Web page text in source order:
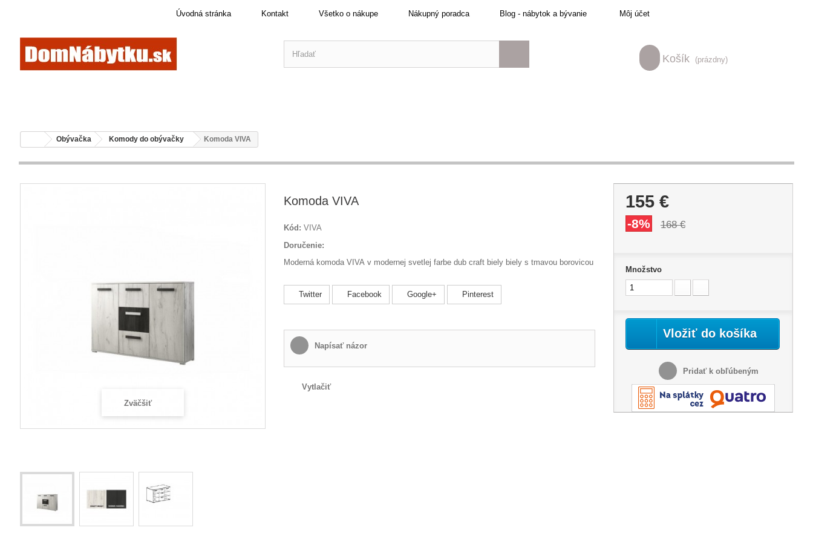
Úvodná stránka Kontakt Všetko o nákupe Nákupný poradca Blog - nábytok a bývanie Môj účet
Košík (prázdny)
Obývačka Komody do obývačky Komoda VIVA
Zväčšiť
Komoda VIVA
Kód: VIVA
Doručenie:
Moderná komoda VIVA v modernej svetlej farbe dub craft biely biely s tmavou borovicou
Twitter Facebook Google+ Pinterest
Napísať názor
Vytlačiť
155 €
-8% 168 €
Množstvo
Vložiť do košíka
Pridať k obľúbeným